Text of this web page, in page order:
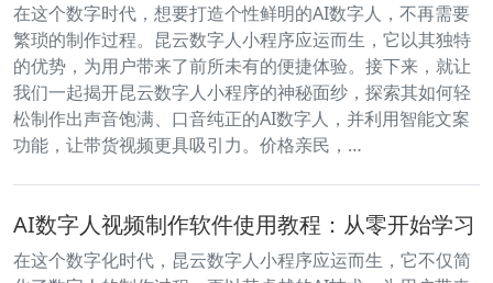
在这个数字时代，想要打造个性鲜明的AI数字人，不再需要
繁琐的制作过程。昆云数字人小程序应运而生，它以其独特
的优势，为用户带来了前所未有的便捷体验。接下来，就让
我们一起揭开昆云数字人小程序的神秘面纱，探索其如何轻
松制作出声音饱满、口音纯正的AI数字人，并利用智能文案
功能，让带货视频更具吸引力。价格亲民，…
AI数字人视频制作软件使用教程：从零开始学习
在这个数字化时代，昆云数字人小程序应运而生，它不仅简